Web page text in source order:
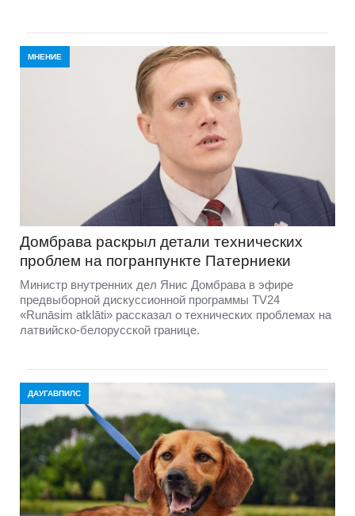
МНЕНИЕ
Домбравa раскрыл детали технических
проблем на погранпункте Патерниеки
Министр внутренних дел Янис Домбрава в эфире
предвыборной дискуссионной программы TV24
«Runāsim atklāti» рассказал о технических проблемах на
латвийско-белорусской границе.
ДАУГАВПИЛС